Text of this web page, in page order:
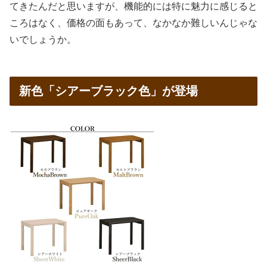
てきたんだと思いますが、機能的には特に魅力に感じると
ころはなく、価格の面もあって、なかなか難しいんじゃな
いでしょうか。
新色「シアーブラック色」が登場